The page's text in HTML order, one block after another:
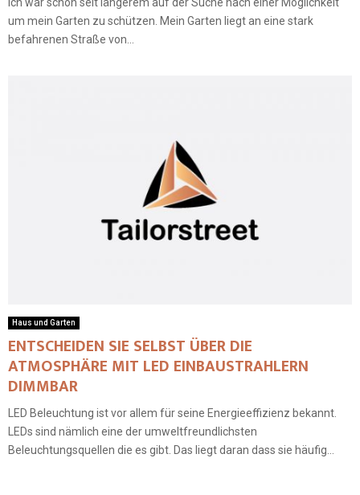
um mein Garten zu schützen. Mein Garten liegt an eine stark
befahrenen Straße von...
Haus und Garten
ENTSCHEIDEN SIE SELBST ÜBER DIE
ATMOSPHÄRE MIT LED EINBAUSTRAHLERN
DIMMBAR
LED Beleuchtung ist vor allem für seine Energieeffizienz bekannt.
LEDs sind nämlich eine der umweltfreundlichsten
Beleuchtungsquellen die es gibt. Das liegt daran dass sie häufig...